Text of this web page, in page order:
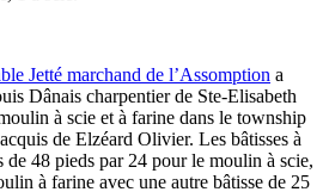
Jetté marchand de l’Assomption a
Dânais charpentier de Ste-Elisabeth
à scie et à farine dans le township
de Elzéard Olivier. Les bâtisses à
de 48 pieds par 24 pour le moulin à scie,
à farine avec une autre bâtisse de 25